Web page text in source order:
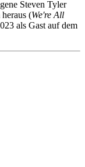
Steven Tyler
(We're All
als Gast auf dem